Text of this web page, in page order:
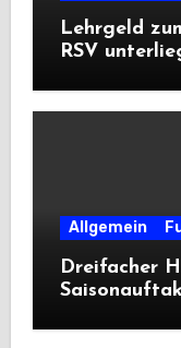
Lehrgeld
RSV
Allgemein
Dreifacher